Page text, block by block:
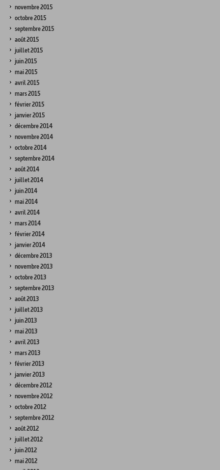
novembre 2015
octobre 2015
septembre 2015
août 2015
juillet 2015
juin 2015
mai 2015
avril 2015
mars 2015
février 2015
janvier 2015
décembre 2014
novembre 2014
octobre 2014
septembre 2014
août 2014
juillet 2014
juin 2014
mai 2014
avril 2014
mars 2014
février 2014
janvier 2014
décembre 2013
novembre 2013
octobre 2013
septembre 2013
août 2013
juillet 2013
juin 2013
mai 2013
avril 2013
mars 2013
février 2013
janvier 2013
décembre 2012
novembre 2012
octobre 2012
septembre 2012
août 2012
juillet 2012
juin 2012
mai 2012